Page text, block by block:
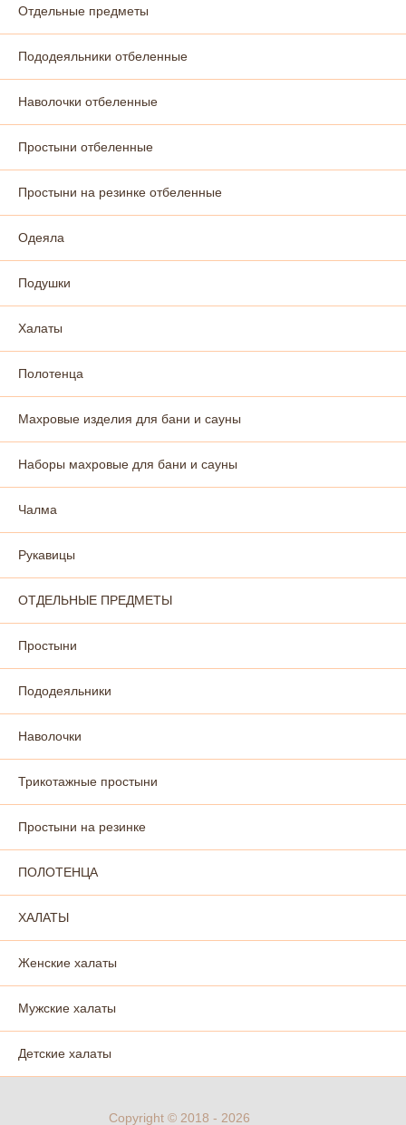
Отдельные предметы
Пододеяльники отбеленные
Наволочки отбеленные
Простыни отбеленные
Простыни на резинке отбеленные
Одеяла
Подушки
Халаты
Полотенца
Махровые изделия для бани и сауны
Наборы махровые для бани и сауны
Чалма
Рукавицы
ОТДЕЛЬНЫЕ ПРЕДМЕТЫ
Простыни
Пододеяльники
Наволочки
Трикотажные простыни
Простыни на резинке
ПОЛОТЕНЦА
ХАЛАТЫ
Женские халаты
Мужские халаты
Детские халаты
Copyright © 2018 - 2026